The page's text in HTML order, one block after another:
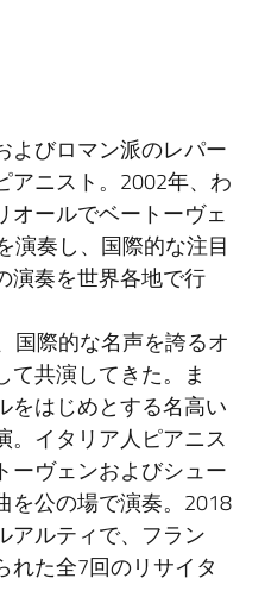
よびロマン派のレパー
アニスト。2002年、わ
オールでベートーヴェ
演奏し、国際的な注目
演奏を世界各地で行
国際的な名声を誇るオ
て共演してきた。ま
をはじめとする名高い
。イタリア人ピアニス
ーヴェンおよびシュー
を公の場で演奏。2018
アルティで、フラン
れた全7回のリサイタ